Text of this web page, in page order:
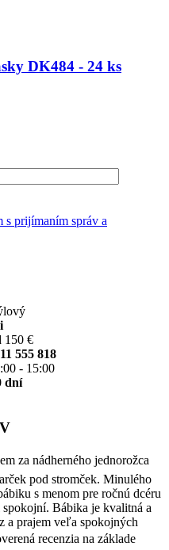
DK484 - 24 ks
s prijímaním správ a
150 €
555 818
- 15:00
dní
za nádherného jednorožca
pod stromček. Minulého
s menom pre ročnú dcéru
Bábika je kvalitná a
a prajem veľa spokojných
recenzia na základe